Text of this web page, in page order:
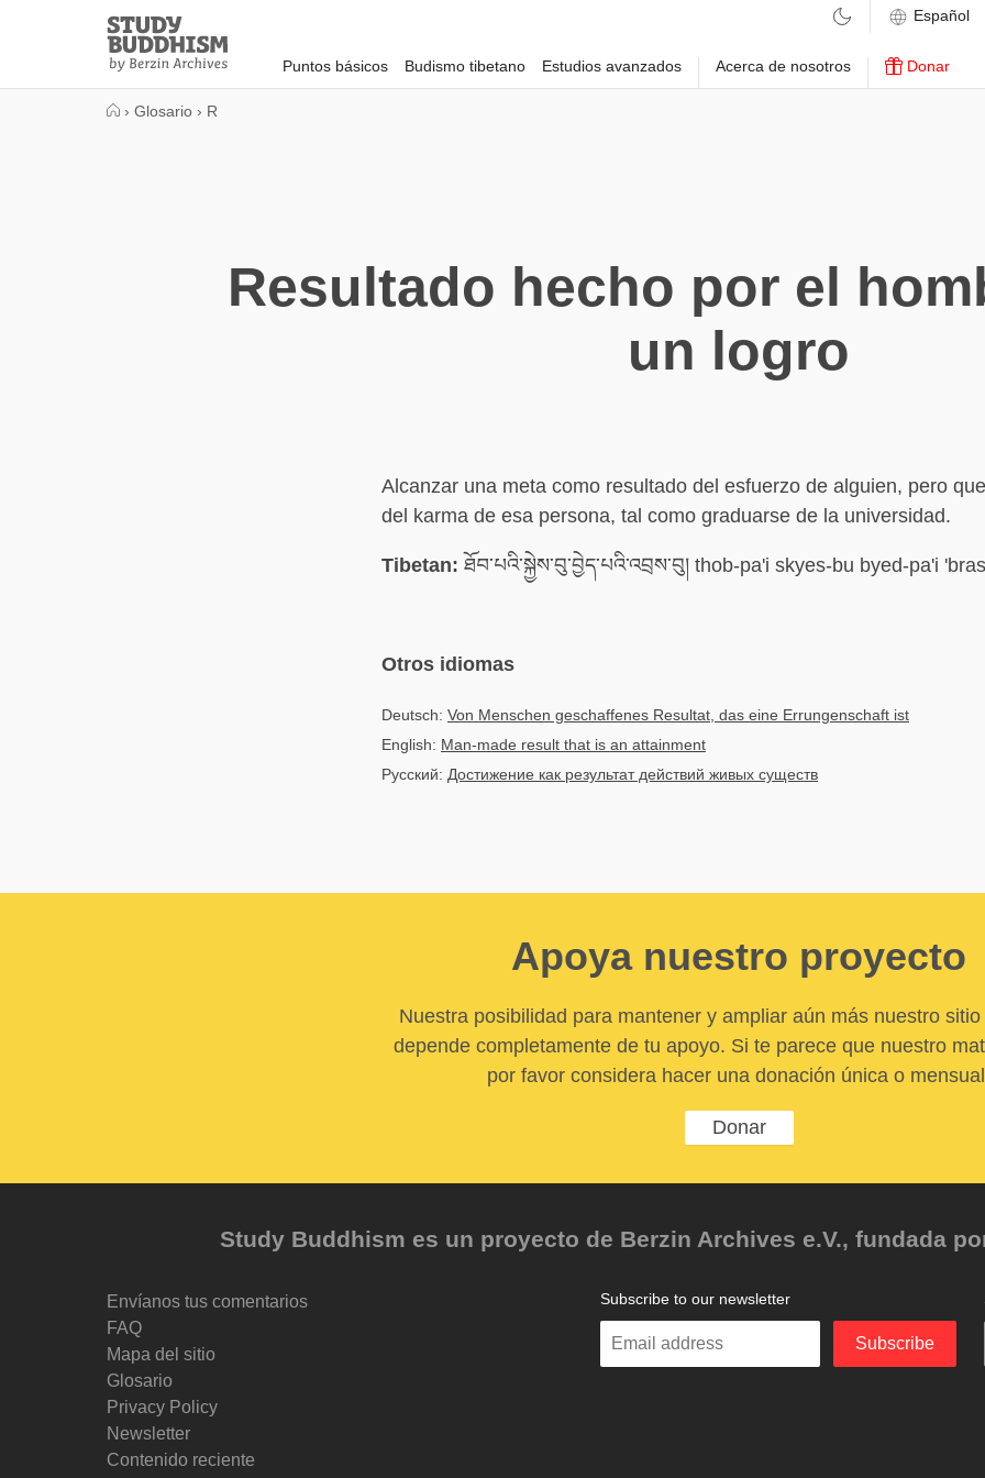
Study
Buddhism
Home
Puntos básicos Budismo tibetano Estudios avanzados Acerca de nosotros Donar
› Glosario › R
Resultado hecho por el
un logro
Alcanzar una meta como resultado del esfuerzo de alguien, pero
del karma de esa persona, tal como graduarse de la universidad.
Tibetan: ཐོབ་པའི་སྐྱེས་བུ་བྱེད་པའི་འབྲས་བུ། thob-pa'i skyes-bu byed-pa'i
Otros idiomas
Deutsch: Von Menschen geschaffenes Resultat, das eine Errungenschaft ist
English: Man-made result that is an attainment
Русский: Достижение как результат действий живых существ
Apoya nuestro proyecto
Nuestra posibilidad para mantener y ampliar aún más nuestro
depende completamente de tu apoyo. Si te parece que nuestro
por favor considera hacer una donación única o
Donar
Study Buddhism es un proyecto de Berzin Archives e.V., fundada
Envíanos tus comentarios
FAQ
Mapa del sitio
Glosario
Privacy Policy
Newsletter
Contenido reciente
Subscribe to our newsletter
Enter
Subscribe